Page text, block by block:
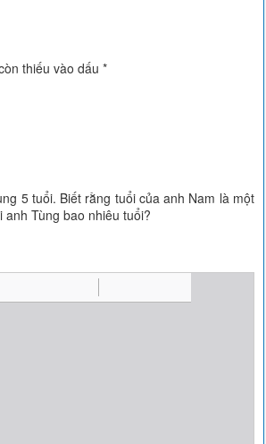
thiếu vào dấu *
5 tuổi. Biết rằng tuổi của anh Nam là một
anh Tùng bao nhiêu tuổi?